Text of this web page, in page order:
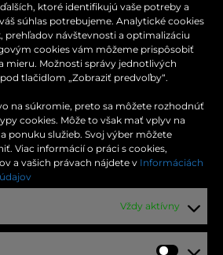
ktoré identifikujú vaše potreby a
súhlas potrebujeme. Analytické cookies
prehľadov návštevnosti a optimalizáciu
cookies vám môžeme prispôsobiť
mieru. Možnosti správy jednotlivých
tlačidlom „Zobraziť predvoľby“.
na súkromie, preto sa môžete rozhodnúť
cookies. Môže to však mať vplyv na
ponuku služieb. Svoj výber môžete
Viac informácií o práci s cookies,
a vašich právach nájdete v Informáciách
Vždy aktívny